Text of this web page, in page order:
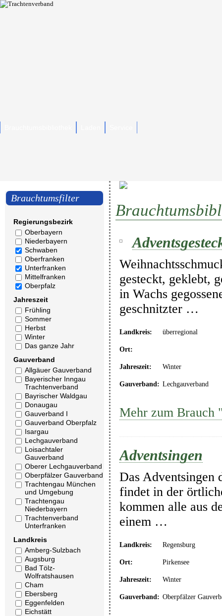
Brauchtumsfilter
Regierungsbezirk
Oberbayern
Niederbayern
Schwaben
Oberfranken
Unterfranken
Mittelfranken
Oberpfalz
Jahreszeit
Frühling
Sommer
Herbst
Winter
Das ganze Jahr
Gauverband
Allgäuer Gauverband
Bayerischer Inngau
Trachtenverband
Bayrischer Waldgau
Donaugau
Gauverband I
Gauverband Oberpfalz
Isargau
Lechgauverband
Loisachtaler
Gauverband
Oberer Lechgauverband
Oberpfälzer Gauverband
Trachtengau München
und Umgebung
Trachtengau
Niederbayern
Trachtenverband
Unterfranken
Landkreis
Amberg-Sulzbach
Augsburg
Bad Tölz-
Wolfratshausen
Cham
Ebersberg
Eggenfelden
Eichstätt
gesteckt, geklebt,
in Wachs
geschnitzter …
Landkreis: überregional
Ort:
Jahreszeit: Winter
Gauverband: Lechgauverband
Mehr zum Brauch
Adventsingen
Das Adventsingen
findet in der
kommen alle aus
einem …
Landkreis: Regensburg
Ort: Pirkensee
Jahreszeit: Winter
Gauverband: Oberpfälzer